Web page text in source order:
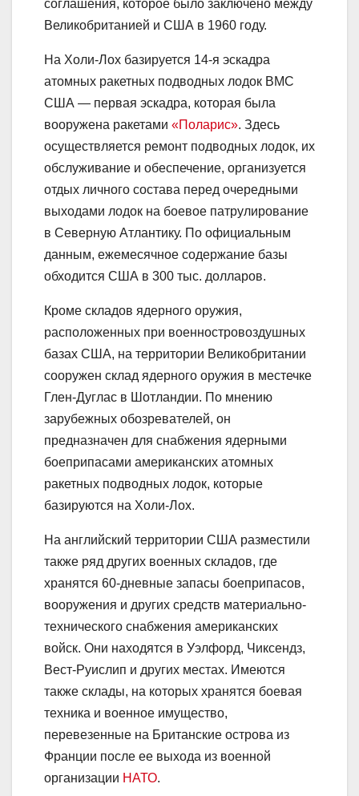
соглашения, которое было заключено между
Великобританией и США в 1960 году.
На Холи-Лох базируется 14-я эскадра
атомных ракетных подводных лодок ВМС
США — первая эскадра, которая была
вооружена ракетами «Поларис». Здесь
осуществляется ремонт подводных лодок, их
обслуживание и обеспечение, организуется
отдых личного состава перед очередными
выходами лодок на боевое патрулирование
в Северную Атлантику. По официальным
данным, ежемесячное содержание базы
обходится США в 300 тыс. долларов.
Кроме складов ядерного оружия,
расположенных при военностровоздушных
базах США, на территории Великобритании
сооружен склад ядерного оружия в местечке
Глен-Дуглас в Шотландии. По мнению
зарубежных обозревателей, он
предназначен для снабжения ядерными
боеприпасами американских атомных
ракетных подводных лодок, которые
базируются на Холи-Лох.
На английский территории США разместили
также ряд других военных складов, где
хранятся 60-дневные запасы боеприпасов,
вооружения и других средств материально-
технического снабжения американских
войск. Они находятся в Уэлфорд, Чиксендз,
Вест-Руислип и других местах. Имеются
также склады, на которых хранятся боевая
техника и военное имущество,
перевезенные на Британские острова из
Франции после ее выхода из военной
организации НАТО.